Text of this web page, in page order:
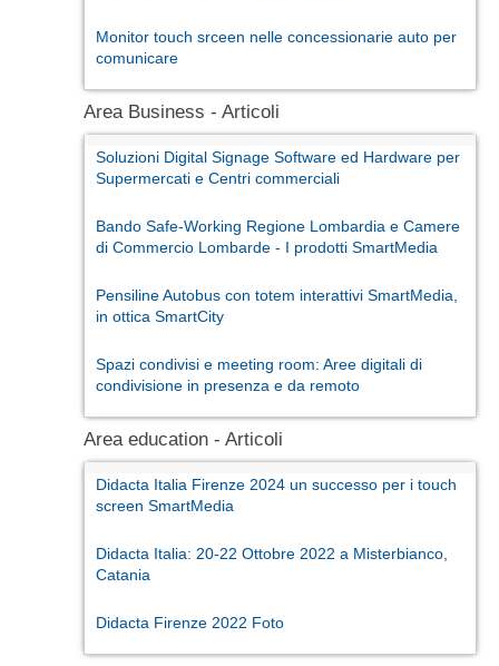
Monitor touch srceen nelle concessionarie auto per
comunicare
Area Business - Articoli
Soluzioni Digital Signage Software ed Hardware per
Supermercati e Centri commerciali
Bando Safe-Working Regione Lombardia e Camere
di Commercio Lombarde - I prodotti SmartMedia
Pensiline Autobus con totem interattivi SmartMedia,
in ottica SmartCity
Spazi condivisi e meeting room: Aree digitali di
condivisione in presenza e da remoto
Area education - Articoli
Didacta Italia Firenze 2024 un successo per i touch
screen SmartMedia
Didacta Italia: 20-22 Ottobre 2022 a Misterbianco,
Catania
Didacta Firenze 2022 Foto